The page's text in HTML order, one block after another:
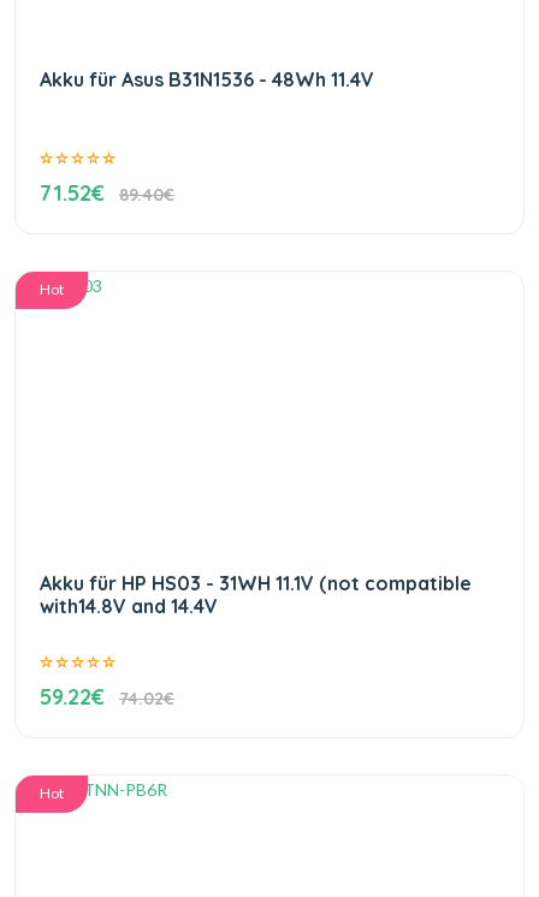
Akku für Asus B31N1536 - 48Wh 11.4V
71.52€ 89.40€
Hot
Akku für HP HS03 - 31WH 11.1V (not compatible
with14.8V and 14.4V
59.22€ 74.02€
Hot